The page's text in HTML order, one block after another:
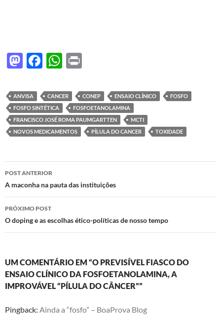
M
to
d
o
n
F
e
b
o
o
W
at
s
A
p
nt
ANVISA CANCER CONEP ENSAIO CLÍNICO
FOSFO
FOSFO SINTÉTICA
FOSFOETANOLAMINA
FRANCISCO JOSÉ ROMA PAUMGARTTEN
MCTI
NOVOS MEDICAMENTOS
PÍLULA DO CANCER TOXIDADE
Navegação
de
posts
POST ANTERIOR
A maconha na pauta das instituições
PRÓXIMO POST
O doping e as escolhas ético-políticas de nosso tempo
UM COMENTÁRIO EM “O PREVISÍVEL FIASCO DO
ENSAIO CLÍNICO DA FOSFOETANOLAMINA, A
IMPROVÁVEL “PÍLULA DO CÂNCER””
Pingback: Ainda a “fosfo” – BoaProva Blog